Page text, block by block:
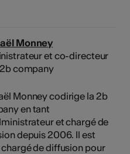
Monney
et co-directeur
company
Monney codirige la 2b
en tant
et chargé de
depuis 2006. Il est
chargé de diffusion pour